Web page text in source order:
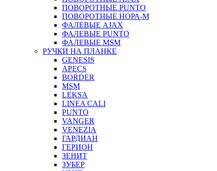
ПОВОРОТНЫЕ PUNTO
ПОВОРОТНЫЕ НОРА-М
ФАЛЕВЫЕ AJAX
ФАЛЕВЫЕ PUNTO
ФАЛЕВЫЕ MSM
РУЧКИ НА ПЛАНКЕ
GENESIS
APECS
BORDER
MSM
LEKSA
LINEA CALI
PUNTO
VANGER
VENEZIA
ГАРДИАН
ГЕРИОН
ЗЕНИТ
ЗУБЕР